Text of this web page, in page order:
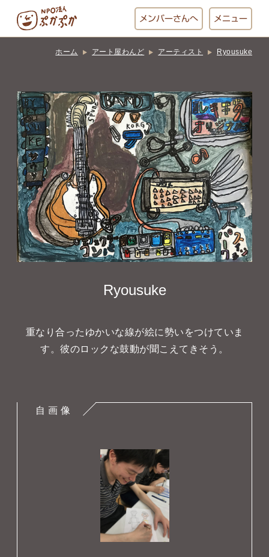
メンバーさんへ メニュー
おひさまの
台所
おかし工房
にじいろ
おひるごはん
お休み中
アート屋
わんど
でんぱた
ぷかぷかさんと
お知らせ ぷかぷか日記
ホーム アート屋わんど アーティスト Ryousuke
Ryousuke
重なり合ったゆかいな線が絵に勢いをつけていま
す。彼のロックな鼓動が聞こえてきそう。
自 画 像